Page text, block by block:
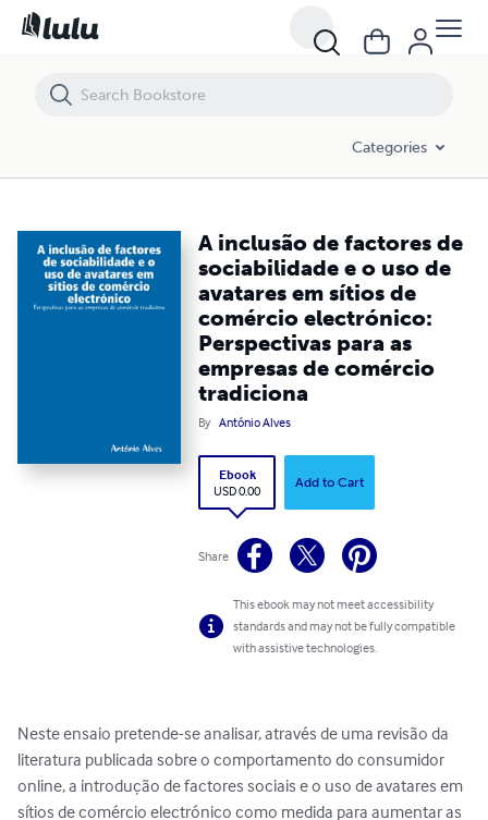
Categories
A inclusão de factores de
sociabilidade e o uso de
avatares em sítios de
comércio electrónico:
Perspectivas para as
empresas de comércio
tradiciona
By António Alves
Ebook
USD 0.00
Add to Cart
Share
This ebook may not meet accessibility
standards and may not be fully compatible
with assistive technologies.
Neste ensaio pretende-se analisar, através de uma revisão da
literatura publicada sobre o comportamento do consumidor
online, a introdução de factores sociais e o uso de avatares em
sítios de comércio electrónico como medida para aumentar as
A inclusão de factores de sociabilidade e o uso de avatares em